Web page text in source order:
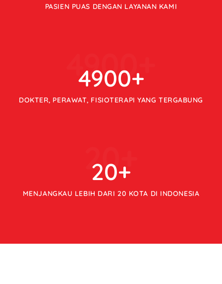
PASIEN PUAS DENGAN LAYANAN KAMI
4900+
4900+
DOKTER, PERAWAT, FISIOTERAPI YANG TERGABUNG
20+
20+
MENJANGKAU LEBIH DARI 20 KOTA DI INDONESIA